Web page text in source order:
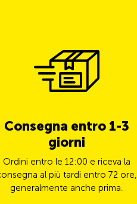
Consegna entro 1-3
giorni
Ordini entro le 12:00 e riceva la
al più tardi entro 72 ore,
generalmente anche prima.